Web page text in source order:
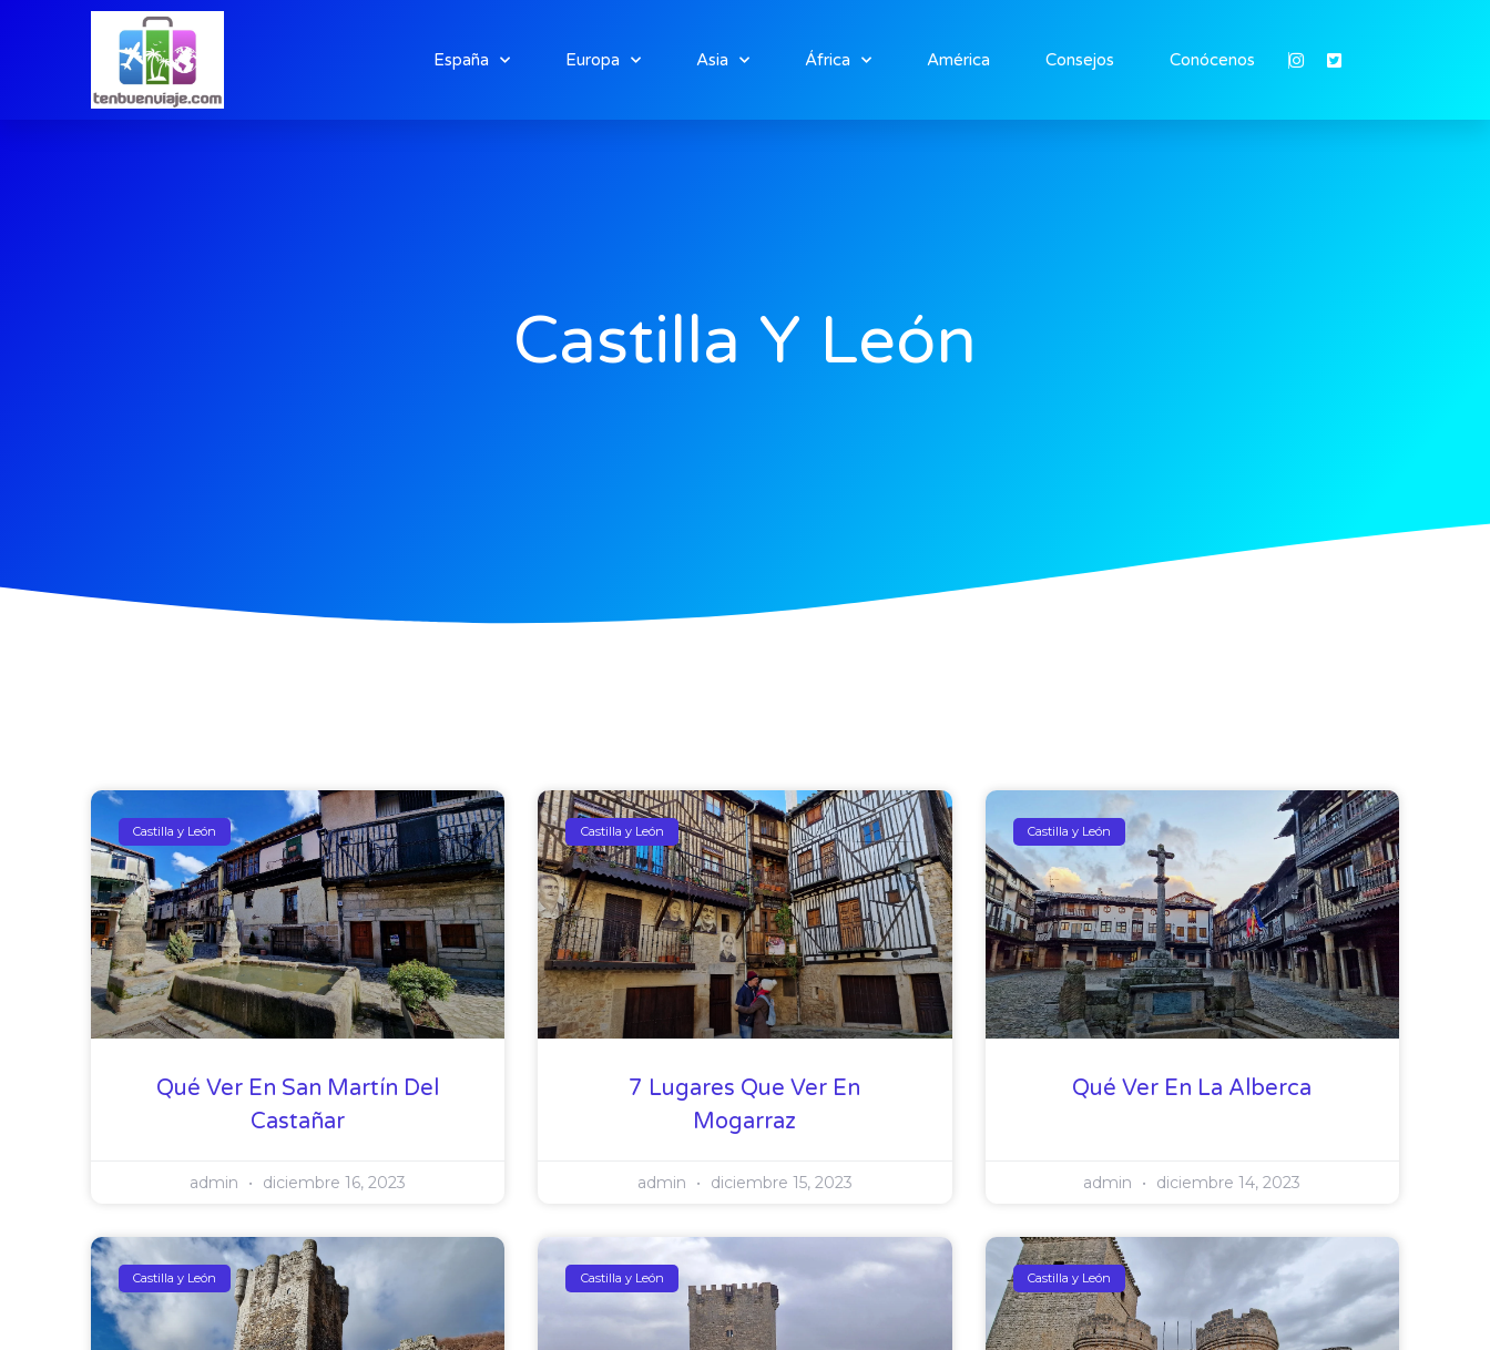
España Europa Asia África América Consejos Conócenos
Castilla Y León
Castilla y León
Qué Ver En San Martín Del
Castañar
admin diciembre 16, 2023
Castilla y León
7 Lugares Que Ver En
Mogarraz
admin diciembre 15, 2023
Castilla y León
Qué Ver En La Alberca
admin diciembre 14, 2023
Castilla y León Castilla y León Castilla y León